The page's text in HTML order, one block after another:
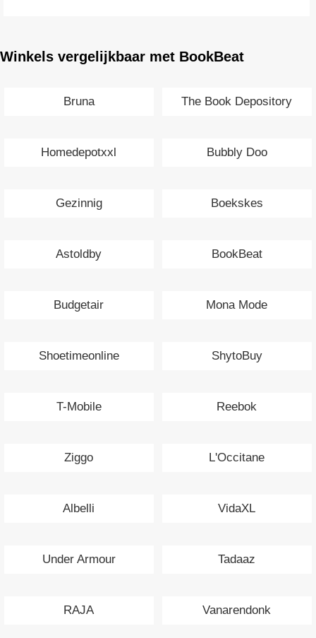
Winkels vergelijkbaar met BookBeat
Bruna The Book Depository
Homedepotxxl Bubbly Doo
Gezinnig Boekskes
Astoldby BookBeat
Budgetair Mona Mode
Shoetimeonline ShytoBuy
T-Mobile Reebok
Ziggo L'Occitane
Albelli VidaXL
Under Armour Tadaaz
RAJA Vanarendonk